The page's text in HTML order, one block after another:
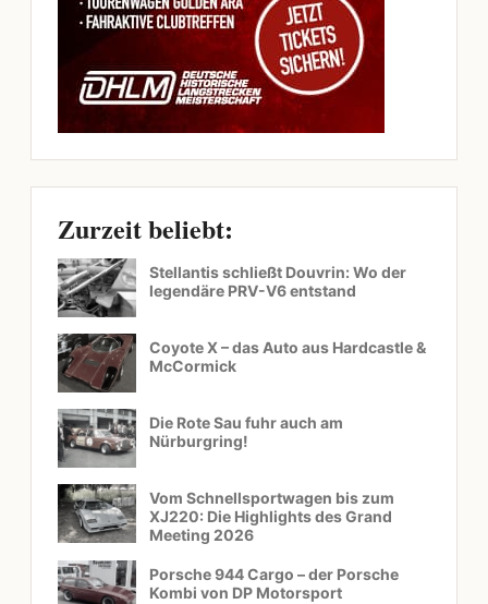
Zurzeit beliebt:
Stellantis schließt Douvrin: Wo der
legendäre PRV-V6 entstand
Coyote X – das Auto aus Hardcastle &
McCormick
Die Rote Sau fuhr auch am
Nürburgring!
Vom Schnellsportwagen bis zum
XJ220: Die Highlights des Grand
Meeting 2026
Porsche 944 Cargo – der Porsche
Kombi von DP Motorsport